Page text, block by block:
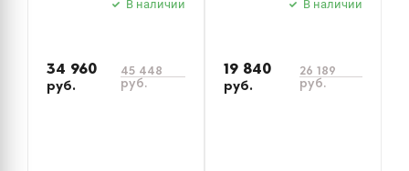
В наличии
34 960
руб.
45 448
руб.
В наличии
19 840
руб.
26 189
руб.